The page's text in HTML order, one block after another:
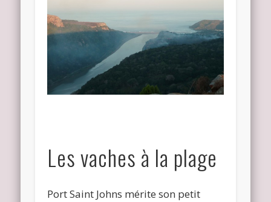
Les vaches à la plage
Port Saint Johns mérite son petit